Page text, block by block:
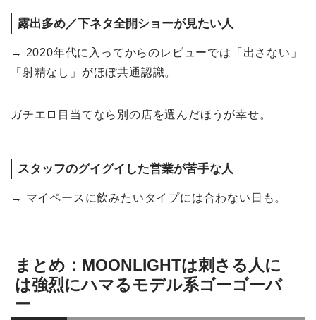
露出多め／下ネタ全開ショーが見たい人
→ 2020年代に入ってからのレビューでは「出さない」
「射精なし」がほぼ共通認識。
ガチエロ目当てなら別の店を選んだほうが幸せ。
スタッフのグイグイした営業が苦手な人
→ マイペースに飲みたいタイプには合わない日も。
まとめ：MOONLIGHTは刺さる人に
は強烈にハマるモデル系ゴーゴーバ
ー